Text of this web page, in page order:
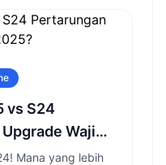
vs S24
Wajib
Mana yang lebih